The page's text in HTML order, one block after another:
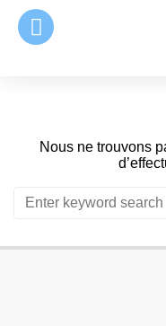
principal
Nous ne trouvons